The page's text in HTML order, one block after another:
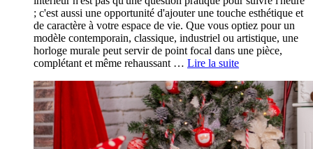
; c'est aussi une opportunité d'ajouter une touche esthétique et
de caractère à votre espace de vie. Que vous optiez pour un
modèle contemporain, classique, industriel ou artistique, une
horloge murale peut servir de point focal dans une pièce,
complétant et même rehaussant … Lire la suite